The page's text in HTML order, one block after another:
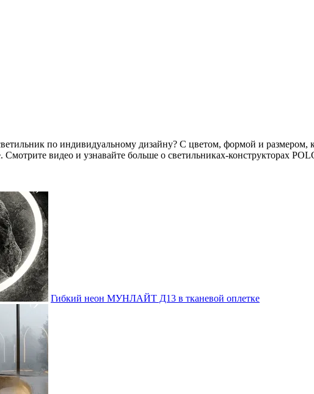
по индивидуальному дизайну? С цветом, формой и
видео и узнавайте больше о светильниках-конструкторах
Гибкий неон МУНЛАЙТ Д13 в тканевой оплетке